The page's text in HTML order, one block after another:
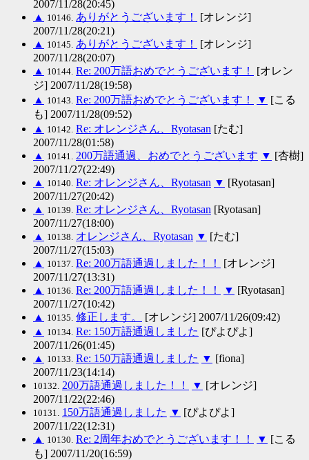
2007/11/28(20:45)
▲ 10146. ありがとうございます！
[オレンジ]
2007/11/28(20:21)
▲ 10145. ありがとうございます！
[オレンジ]
2007/11/28(20:07)
▲ 10144. Re: 200万語おめでとうございます！
[オレン
ジ] 2007/11/28(19:58)
▲ 10143. Re: 200万語おめでとうございます！ ▼ [こる
も] 2007/11/28(09:52)
▲ 10142. Re: オレンジさん、Ryotasan [たむ]
2007/11/28(01:58)
▲ 10141. 200万語通過、おめでとうございます ▼ [杏樹]
2007/11/27(22:49)
▲ 10140. Re: オレンジさん、Ryotasan ▼ [Ryotasan]
2007/11/27(20:42)
▲ 10139. Re: オレンジさん、Ryotasan [Ryotasan]
2007/11/27(18:00)
▲ 10138. オレンジさん、Ryotasan ▼ [たむ]
2007/11/27(15:03)
▲ 10137. Re: 200万語通過しました！！
[オレンジ]
2007/11/27(13:31)
▲ 10136. Re: 200万語通過しました！！ ▼ [Ryotasan]
2007/11/27(10:42)
▲ 10135. 修正します。
[オレンジ] 2007/11/26(09:42)
▲ 10134. Re: 150万語通過しました [ぴよぴよ]
2007/11/26(01:45)
▲ 10133. Re: 150万語通過しました ▼ [fiona]
2007/11/23(14:14)
10132. 200万語通過しました！！ ▼ [オレンジ]
2007/11/22(22:46)
10131. 150万語通過しました ▼ [ぴよぴよ]
2007/11/22(12:31)
▲ 10130. Re: 2周年おめでとうございます！！ ▼ [こる
も] 2007/11/20(16:59)